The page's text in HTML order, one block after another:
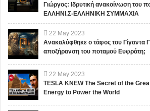
Γιώργος: Ιδρυτική ανακοίνωση του
ΕΛΛΗΝΙ.Σ-ΕΛΛΗΝΙΚΗ ΣΥΜΜΑΧΙΑ
22 May 2023
Ανακαλύφθηκε ο τάφος του Γίγαντα
αποξήρανση του ποταμού Ευφράτη;
22 May 2023
TESLA KNEW The Secret of the
Energy to Power the World